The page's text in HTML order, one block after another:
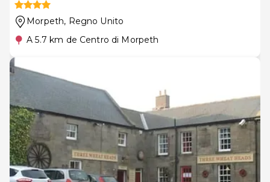
Morpeth, Regno Unito
A 5.7 km de Centro di Morpeth